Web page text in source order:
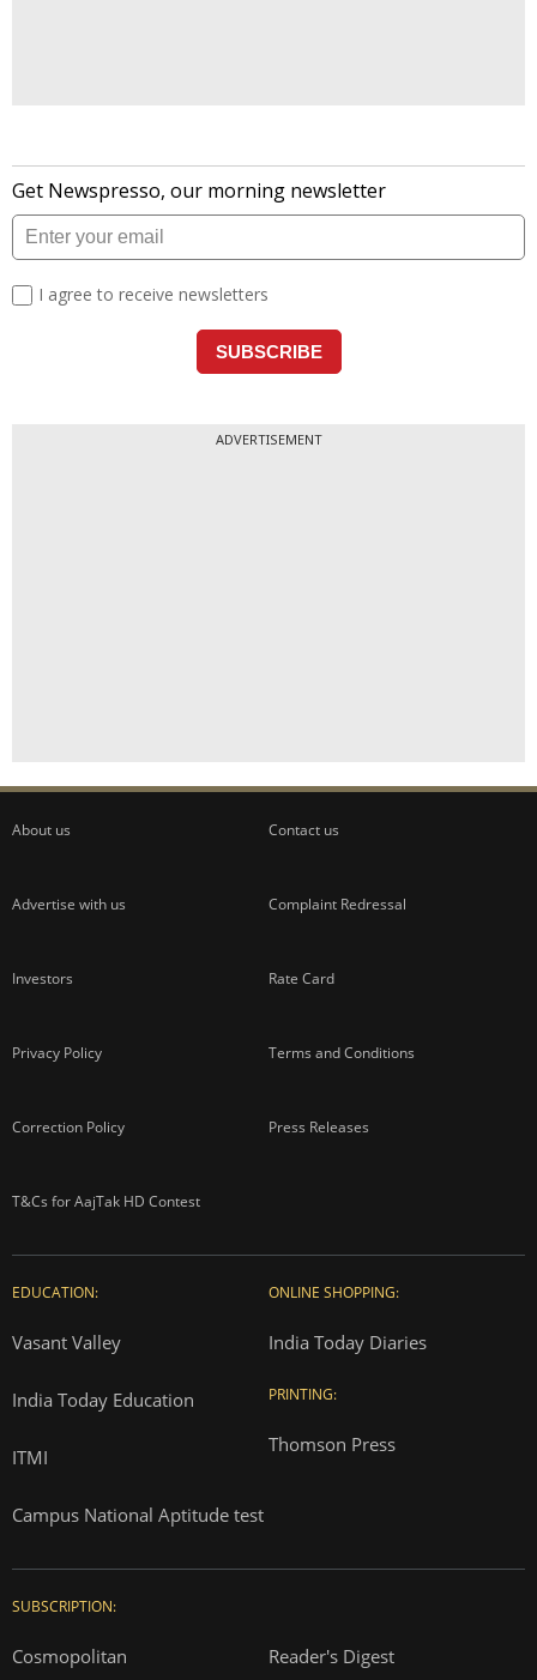
ADVERTISEMENT
About us Contact us
Advertise with us Complaint Redressal
Investors Rate Card
Privacy Policy Terms and Conditions
Correction Policy Press Releases
T&Cs for AajTak HD Contest
EDUCATION:
Vasant Valley
India Today Education
ITMI
Campus National Aptitude test
ONLINE SHOPPING:
India Today Diaries
PRINTING:
Thomson Press
SUBSCRIPTION:
Cosmopolitan Reader's Digest